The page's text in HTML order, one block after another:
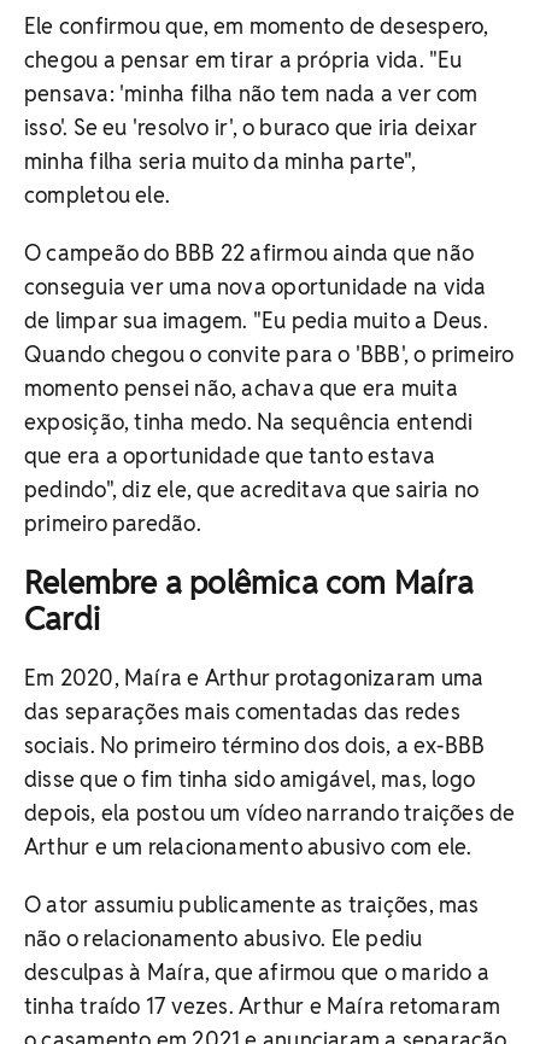
Ele confirmou que, em momento de desespero,
chegou a pensar em tirar a própria vida. "Eu
pensava: 'minha filha não tem nada a ver com
isso'. Se eu 'resolvo ir', o buraco que iria deixar
minha filha seria muito da minha parte",
completou ele.
O campeão do BBB 22 afirmou ainda que não
conseguia ver uma nova oportunidade na vida
de limpar sua imagem. "Eu pedia muito a Deus.
Quando chegou o convite para o 'BBB', o primeiro
momento pensei não, achava que era muita
exposição, tinha medo. Na sequência entendi
que era a oportunidade que tanto estava
pedindo", diz ele, que acreditava que sairia no
primeiro paredão.
Relembre a polêmica com Maíra
Cardi
Em 2020, Maíra e Arthur protagonizaram uma
das separações mais comentadas das redes
sociais. No primeiro término dos dois, a ex-BBB
disse que o fim tinha sido amigável, mas, logo
depois, ela postou um vídeo narrando traições de
Arthur e um relacionamento abusivo com ele.
O ator assumiu publicamente as traições, mas
não o relacionamento abusivo. Ele pediu
desculpas à Maíra, que afirmou que o marido a
tinha traído 17 vezes. Arthur e Maíra retomaram